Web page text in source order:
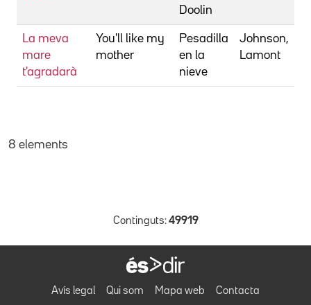
Doolin
La meva
mare
t'agradarà
You'll like my
mother
Pesadilla
en la
nieve
Johnson,
Lamont
8 elements
Continguts: 49919
Avís legal Qui som Mapa web Contacta